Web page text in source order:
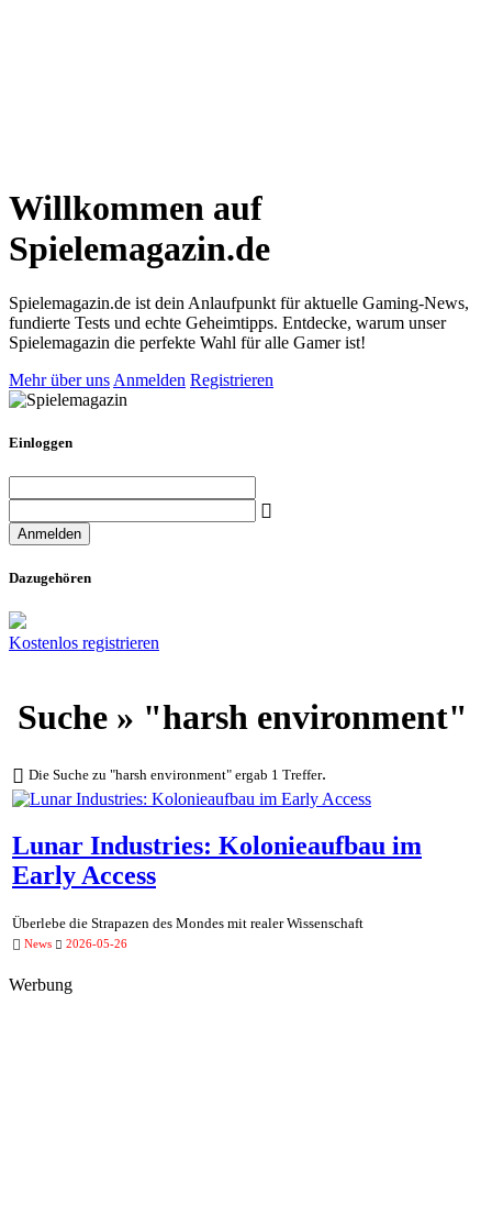
Willkommen auf
Spielemagazin.de
Spielemagazin.de ist dein Anlaufpunkt für aktuelle Gaming-News,
fundierte Tests und echte Geheimtipps. Entdecke, warum unser
Spielemagazin die perfekte Wahl für alle Gamer ist!
Mehr über uns Anmelden Registrieren
Einloggen
Dazugehören
Kostenlos registrieren
Suche » "harsh environment"
Die Suche zu "harsh environment" ergab 1 Treffer.
Lunar Industries: Kolonieaufbau im
Early Access
Überlebe die Strapazen des Mondes mit realer Wissenschaft
News 2026-05-26
Werbung